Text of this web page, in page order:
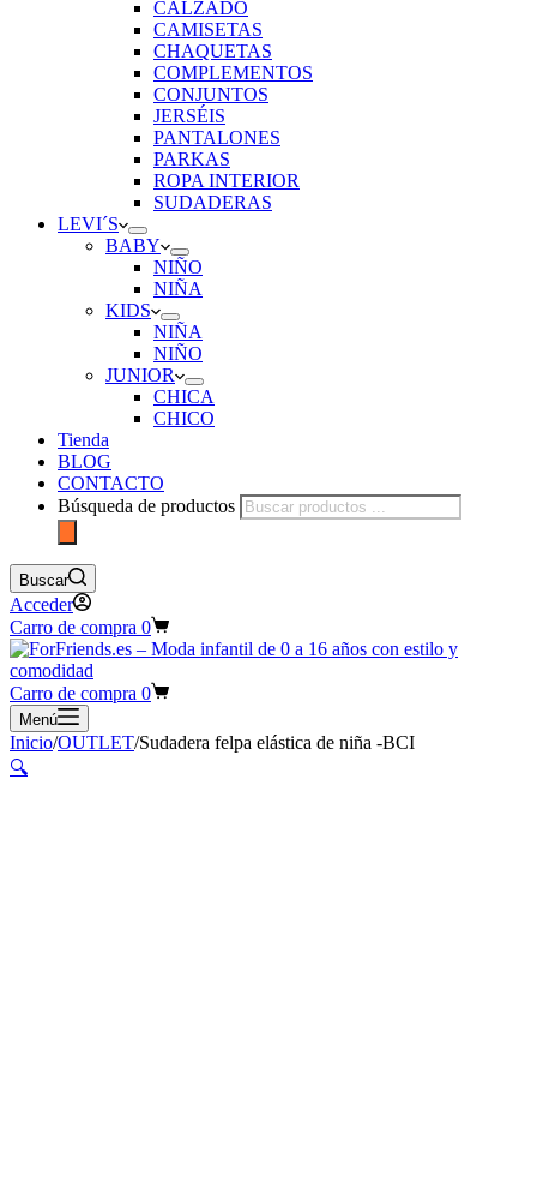
CALZADO
CAMISETAS
CHAQUETAS
COMPLEMENTOS
CONJUNTOS
JERSÉIS
PANTALONES
PARKAS
ROPA INTERIOR
SUDADERAS
LEVI´S
BABY
NIÑO
NIÑA
KIDS
NIÑA
NIÑO
JUNIOR
CHICA
CHICO
Tienda
BLOG
CONTACTO
Búsqueda de productos
Buscar
Acceder
Carro de compra 0
Carro de compra 0
Menú
Inicio/OUTLET/Sudadera felpa elástica de niña -BCI
🔍